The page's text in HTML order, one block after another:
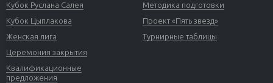
Кубок Руслана Салея
Кубок Цыплакова
Женская лига
Церемония закрытия
Квалификационные
предложения
Методика подготовки
Проект «Пять звезд»
Турнирные таблицы